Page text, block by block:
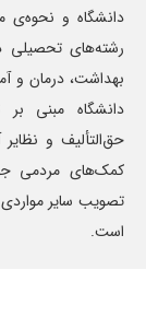
دانشگاه و نحوه‌ی
رشته‌های تحصیلی
بهداشت، درمان و
دانشگاه مبنی
حق‌التألیف و
کمک‌های مردمی
تصویب سایر
است.